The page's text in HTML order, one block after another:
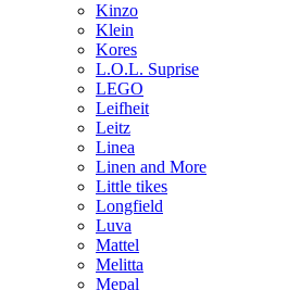
Kinzo
Klein
Kores
L.O.L. Suprise
LEGO
Leifheit
Leitz
Linea
Linen and More
Little tikes
Longfield
Luva
Mattel
Melitta
Mepal